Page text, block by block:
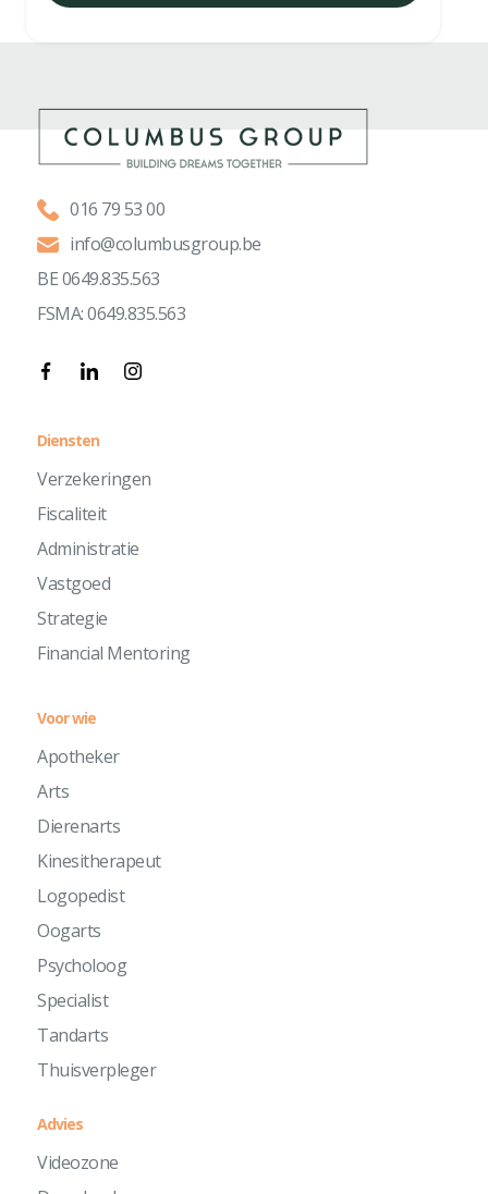
016 79 53 00
info@columbusgroup.be
BE 0649.835.563
FSMA: 0649.835.563
Diensten
Verzekeringen
Fiscaliteit
Administratie
Vastgoed
Strategie
Financial Mentoring
Voor wie
Apotheker
Arts
Dierenarts
Kinesitherapeut
Logopedist
Oogarts
Psycholoog
Specialist
Tandarts
Thuisverpleger
Advies
Videozone